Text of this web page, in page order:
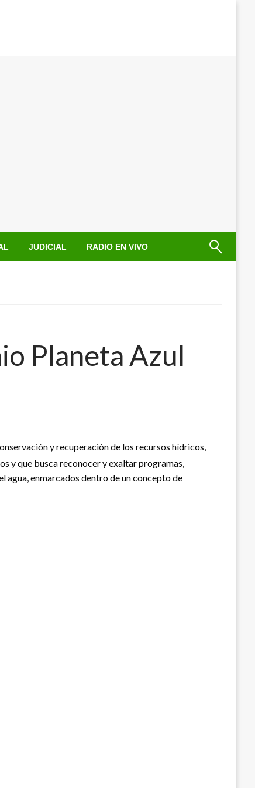
JUDICIAL RADIO EN VIVO
Planeta Azul
y recuperación de los recursos hídricos,
y que busca reconocer y exaltar programas,
enmarcados dentro de un concepto de